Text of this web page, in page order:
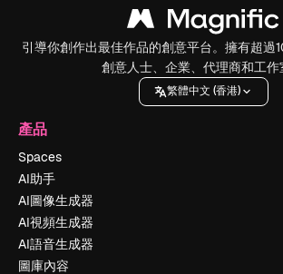
引導你創作出最佳作品的創意平台。擁有超過
創意人士、企業、代理商和工作
繁體中文 (香港)
產品
Spaces
AI助手
AI圖像生成器
AI視頻生成器
AI語音生成器
圖庫內容